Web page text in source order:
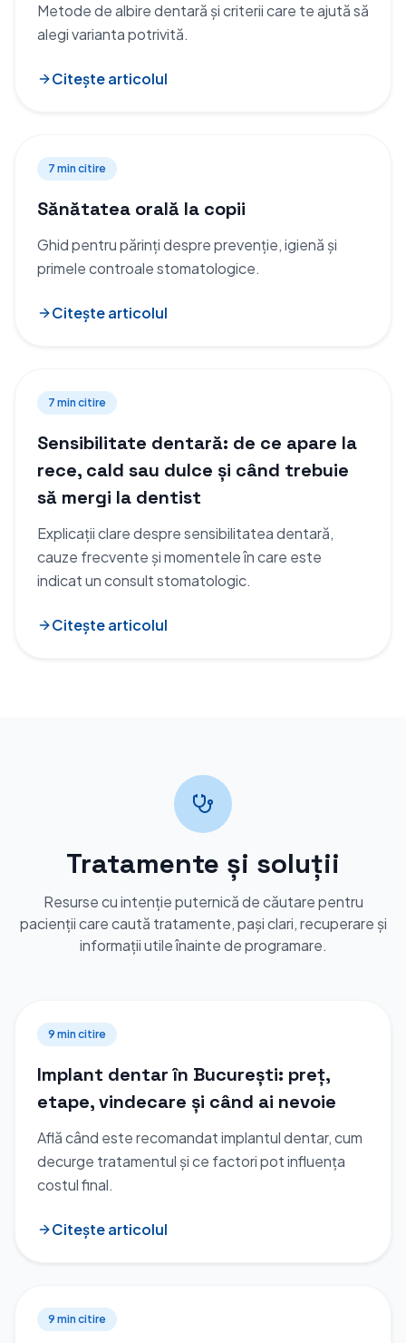
Metode de albire dentară și criterii care te ajută să
alegi varianta potrivită.
Citește articolul
7 min citire
Sănătatea orală la copii
Ghid pentru părinți despre prevenție, igienă și
primele controale stomatologice.
Citește articolul
7 min citire
Sensibilitate dentară: de ce apare la
rece, cald sau dulce și când trebuie
să mergi la dentist
Explicații clare despre sensibilitatea dentară,
cauze frecvente și momentele în care este
indicat un consult stomatologic.
Citește articolul
Tratamente și soluții
Resurse cu intenție puternică de căutare pentru
pacienții care caută tratamente, pași clari, recuperare și
informații utile înainte de programare.
9 min citire
Implant dentar în București: preț,
etape, vindecare și când ai nevoie
Află când este recomandat implantul dentar, cum
decurge tratamentul și ce factori pot influența
costul final.
Citește articolul
9 min citire